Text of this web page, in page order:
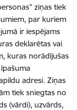
ziņas tiek
par kuriem
ir iespējams
deklarētas vai
kuras norādījušas
adresi. Ziņas
tiek sniegtas no
(vārdi), uzvārds,